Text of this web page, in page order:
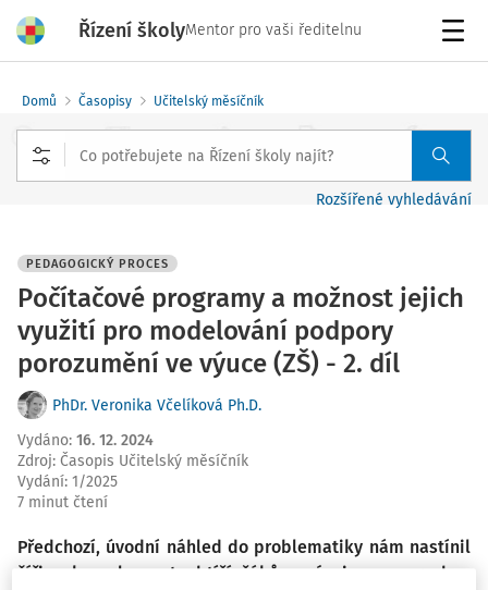
Řízení školyMentor pro vaši ředitelnu
Domů Časopisy Učitelský měsíčník
Rozšířené vyhledávání
PEDAGOGICKÝ PROCES
Počítačové programy a možnost jejich
využití pro modelování podpory
porozumění ve výuce (ZŠ) - 2. díl
PhDr. Veronika Včelíková Ph.D.
Vydáno: 16. 12. 2024
Zdroj: Časopis Učitelský měsíčník
Vydání: 1/2025
7 minut čtení
Předchozí, úvodní náhled do problematiky nám nastínil
šíři a komplexnost obtíží žáků s vývojovou poruchou